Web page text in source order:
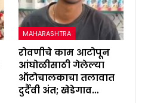
MAHARASHTRA
रोवणीचे काम आटोपून
आंघोळीसाठी गेलेल्या
ऑटोचालकाचा तलावात
दुर्दैवी अंत; खेडेगाव…